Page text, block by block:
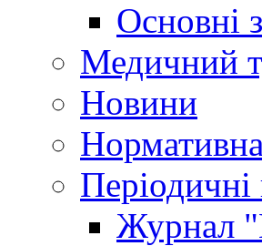
Основні
Медичний
Новини
Журнал